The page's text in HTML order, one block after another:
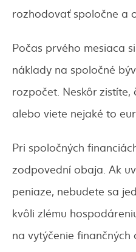
rozhodovať spoločne a
Počas prvého mesiaca
náklady na spoločné
rozpočet. Neskôr
alebo viete nejaké to
Pri spoločných
zodpovední obaja. Ak
peniaze, nebudete sa
kvôli zlému
na vytýčenie finančných